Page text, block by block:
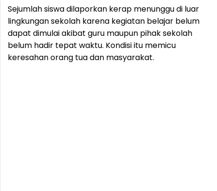
Sejumlah siswa dilaporkan kerap menunggu di luar
lingkungan sekolah karena kegiatan belajar belum
dapat dimulai akibat guru maupun pihak sekolah
belum hadir tepat waktu. Kondisi itu memicu
keresahan orang tua dan masyarakat.